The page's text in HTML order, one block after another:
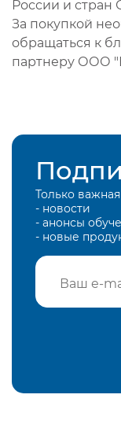
России и стран
За покупкой
обращаться к
партнеру ООО
Только
- новости
- анонсы
- новые